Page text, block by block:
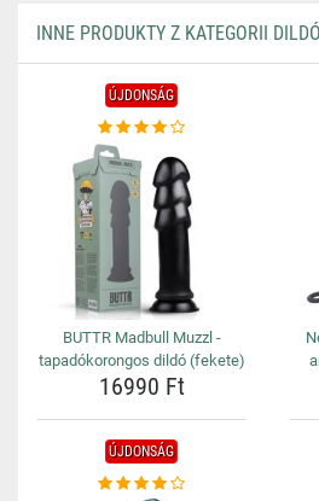
INNE PRODUKTY Z KATEGORII DILDÓ
ÚJDONSÁG
BUTTR Madbull Muzzl -
tapadókorongos dildó (fekete)
16990 Ft
ÚJDONSÁG